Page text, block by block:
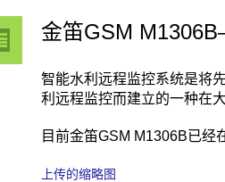
金笛GSM
智能水利远程监控系统是将
利远程监控而建立的一种在
目前金笛GSM M1306B已经
上传的缩略图